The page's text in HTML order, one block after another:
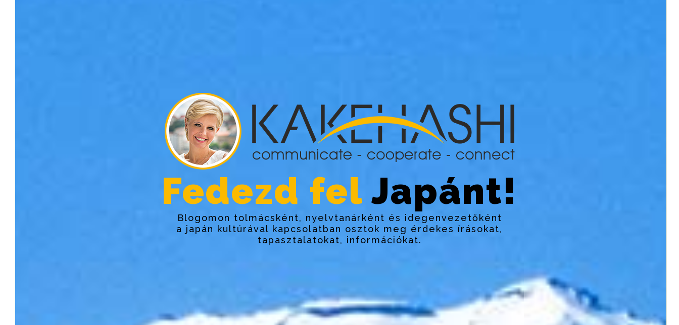
Fedezd fel Japánt!
Blogomon tolmácsként, nyelvtanárként és idegenvezetőként
a japán kultúrával kapcsolatban osztok meg érdekes írásokat,
tapasztalatokat, információkat.